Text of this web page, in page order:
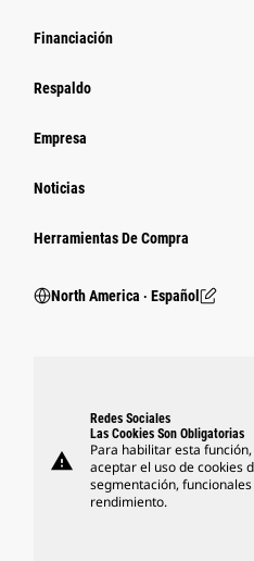
Financiación
Respaldo
Empresa
Noticias
Herramientas De Compra
North America ‧ Español
warning
Redes Sociales
Las Cookies Son Obligatorias
Para habilitar esta
aceptar el uso de cookies
segmentación, funcionales
rendimiento.